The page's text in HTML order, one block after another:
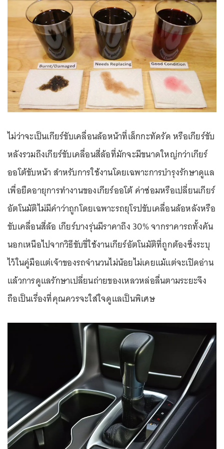
ไม่ว่าจะเป็นเกียร์ขับเคลื่อนล้อหน้าที่เล็กกะทัดรัด หรือเกียร์ขับ
หลังรวมถึงเกียร์ขับเคลื่อนสี่ล้อที่มักจะมีขนาดใหญ่กว่าเกียร์
ออโต้ขับหน้า สำหรับการใช้งานโดยเฉพาะการบำรุงรักษาดูแล
เพื่อยืดอายุการทำงานของเกียร์ออโต้ ค่าซ่อมหรือเปลี่ยนเกียร์
อัตโนมัติไม่มีคำว่าถูกโดยเฉพาะรถยุโรปขับเคลื่อนล้อหลังหรือ
ขับเคลื่อนสี่ล้อ เกียร์บางรุ่นมีราคาถึง 30% จากราคารถทั้งคัน
นอกเหนือไปจากวิธีขับขี่ใช้งานเกียร์อัตโนมัติที่ถูกต้องซึ่งระบุ
ไว้ในคู่มือแต่เจ้าของรถจำนวนไม่น้อยไม่เคยแม้แต่จะเปิดอ่าน
แล้วการดูแลรักษาเปลี่ยนถ่ายของเหลวหล่อลื่นตามระยะจึง
ถือเป็นเรื่องที่คุณควรจะใส่ใจดูแลเป็นพิเศษ